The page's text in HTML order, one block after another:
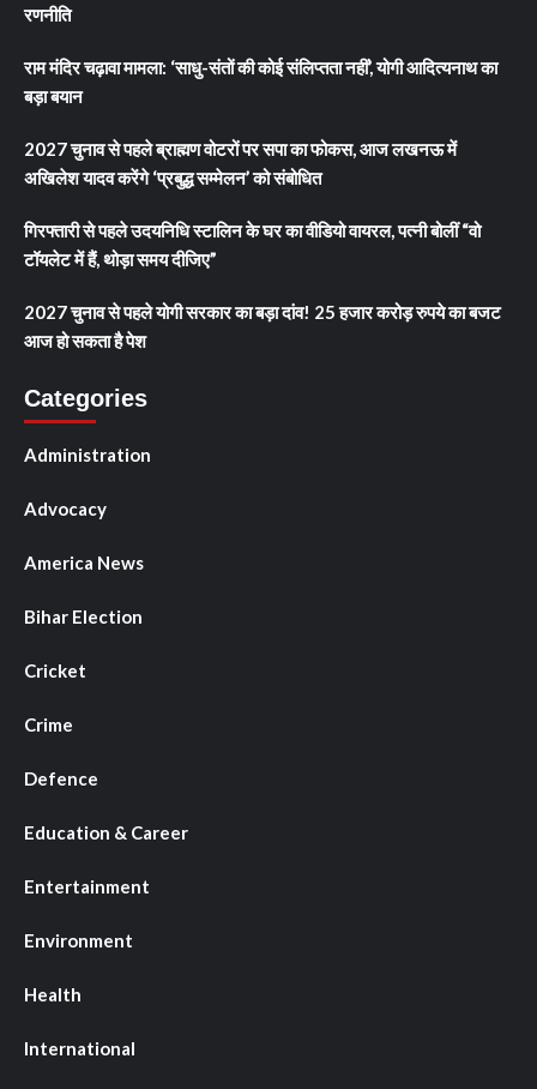
रणनीति
राम मंदिर चढ़ावा मामला: ‘साधु-संतों की कोई संलिप्तता नहीं’, योगी आदित्यनाथ का
बड़ा बयान
2027 चुनाव से पहले ब्राह्मण वोटरों पर सपा का फोकस, आज लखनऊ में
अखिलेश यादव करेंगे ‘प्रबुद्ध सम्मेलन’ को संबोधित
गिरफ्तारी से पहले उदयनिधि स्टालिन के घर का वीडियो वायरल, पत्नी बोलीं “वो
टॉयलेट में हैं, थोड़ा समय दीजिए”
2027 चुनाव से पहले योगी सरकार का बड़ा दांव! 25 हजार करोड़ रुपये का बजट
आज हो सकता है पेश
Categories
Administration
Advocacy
America News
Bihar Election
Cricket
Crime
Defence
Education & Career
Entertainment
Environment
Health
International